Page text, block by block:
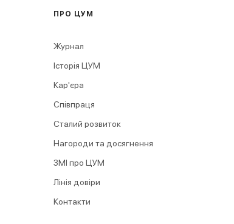
ПРО ЦУМ
Журнал
Історія ЦУМ
Кар'єра
Співпраця
Сталий розвиток
Нагороди та досягнення
ЗМІ про ЦУМ
Лінія довіри
Контакти